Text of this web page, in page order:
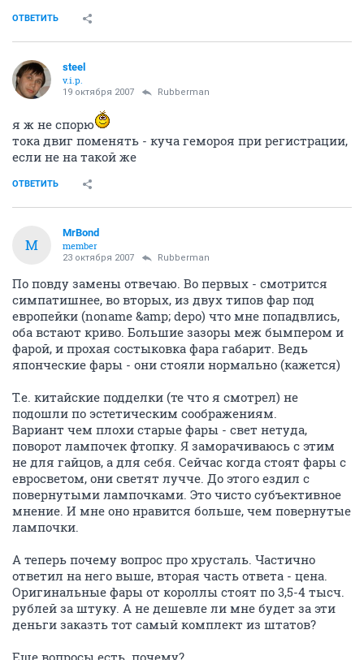
ОТВЕТИТЬ
steel
v.i.p.
19 октября 2007 Rubberman
я ж не спорю
тока двиг поменять - куча гемороя при регистрации,
если не на такой же
ОТВЕТИТЬ
M
MrBond
member
23 октября 2007 Rubberman
По повду замены отвечаю. Во первых - смотрится
симпатишнее, во вторых, из двух типов фар под
европейки (noname &amp; depo) что мне попадвлись,
оба встают криво. Большие зазоры меж бымпером и
фарой, и прохая состыковка фара габарит. Ведь
японческие фары - они стояли нормально (кажется)
Т.е. китайские подделки (те что я смотрел) не
подошли по эстетическим соображениям.
Вариант чем плохи старые фары - свет нетуда,
поворот лампочек фтопку. Я заморачиваюсь с этим
не для гайцов, а для себя. Сейчас когда стоят фары с
евросветом, они светят лучче. До этого ездил с
повернутыми лампочками. Это чисто субъективное
мнение. И мне оно нравится больше, чем повернутые
лампочки.
А теперь почему вопрос про хрусталь. Частично
ответил на него выше, вторая часть ответа - цена.
Оригинальные фары от короллы стоят по 3,5-4 тысч.
рублей за штуку. А не дешевле ли мне будет за эти
деньги заказть тот самый комплект из штатов?
Еще вопросы есть. почему?